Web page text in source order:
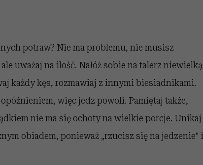
potraw? Nie ma problemu, nie musisz
uważaj na ilość. Nałóż sobie na talerz niewielką
każdy kęs, rozmawiaj z innymi biesiadnikami.
więc jedz powoli. Pamiętaj także,
nie ma się ochoty na wielkie porcje. Unikaj
obiadem, ponieważ „rzucisz się na jedzenie" i